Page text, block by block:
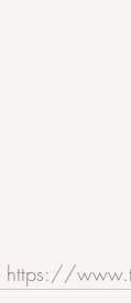
https://